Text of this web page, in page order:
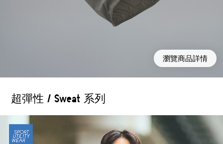
瀏覽商品詳情
超彈性 / Sweat 系列